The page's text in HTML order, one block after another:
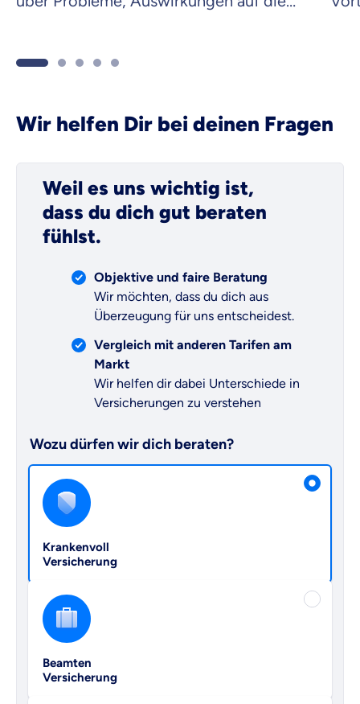
Wir helfen Dir bei deinen Fragen
Weil es uns wichtig ist,
dass du dich gut beraten
fühlst.
Objektive und faire Beratung
Wir möchten, dass du dich aus
Überzeugung für uns entscheidest.
Vergleich mit anderen Tarifen am
Markt
Wir helfen dir dabei Unterschiede in
Versicherungen zu verstehen
Wozu dürfen wir dich beraten?
Krankenvoll
Versicherung
Beamten
Versicherung